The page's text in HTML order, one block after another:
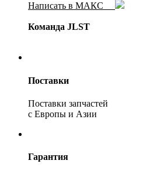
Написать в МАКС
Команда JLST
Поставки
Поставки запчастей
с Европы и Азии
Гарантия